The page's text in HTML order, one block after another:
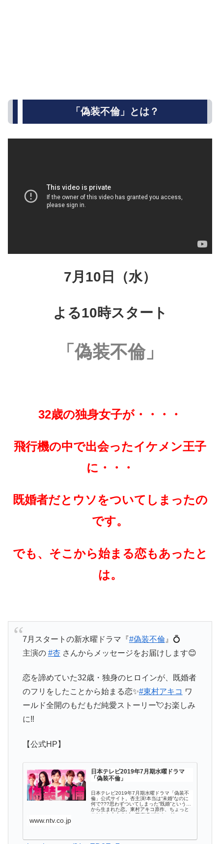
「偽装不倫」とは？
7月10日（水）
よる10時スタート
「偽装不倫」
32歳の独身女子が・・・・
飛行機の中で出会ったイケメン王子
に・・・
既婚者だとウソをついてしまったの
です。
でも、そこから始まる恋もあったと
は。
7月スタートの新水曜ドラマ『#偽装不倫 』💍
主演の #杏さんからメッセージをお届けします😊
恋を諦めていた32歳・独身のヒロインが、既婚者
のフリをしたことから始まる恋✨#東村アキコ ワ
ールド全開のもだもだ純愛ストーリー💘お楽しみ
に‼️
【公式HP】
日本テレビ2019年7月期水曜ドラマ
「偽装不倫」
日本テレビ2019年7月期水曜ドラマ「偽装不
倫」公式サイト。杏主演!本当は“未婚”なのに
何で???思わずついてしまった“既婚”という嘘
から生まれた恋。東村アキコ原作、ちょっと
こじれた大人のピュア(?)ラブストーリー。
www.ntv.co.jp